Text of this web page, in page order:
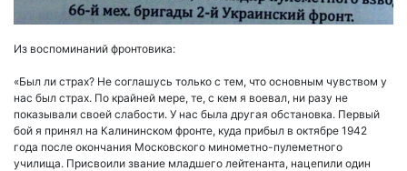
Из воспоминаний фронтовика:
«Был ли страх? Не соглашусь только с тем, что основным чувством у
нас был страх. По крайней мере, те, с кем я воевал, ни разу не
показывали своей слабости. У нас была другая обстановка. Первый
бой я принял на Калининском фронте, куда прибыл в октябре 1942
года после окончания Московского минометно-пулеметного
училища. Присвоили звание младшего лейтенанта, нацепили один